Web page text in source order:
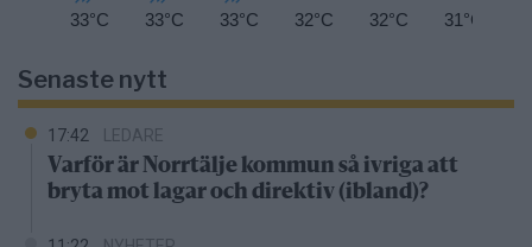
33°C 33°C 33°C 32°C 32°C 31°C
Senaste nytt
17:42 LEDARE
Varför är Norrtälje kommun så ivriga att
bryta mot lagar och direktiv (ibland)?